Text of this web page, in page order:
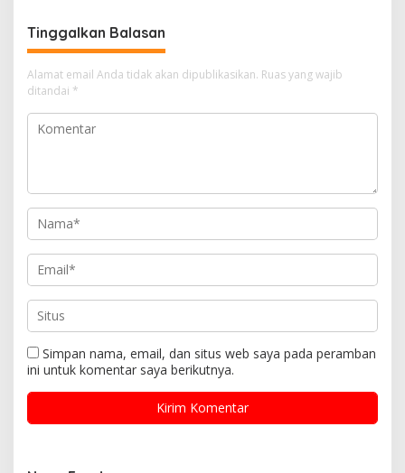
Tinggalkan Balasan
Alamat email Anda tidak akan dipublikasikan. Ruas yang wajib
ditandai *
Simpan nama, email, dan situs web saya pada peramban
ini untuk komentar saya berikutnya.